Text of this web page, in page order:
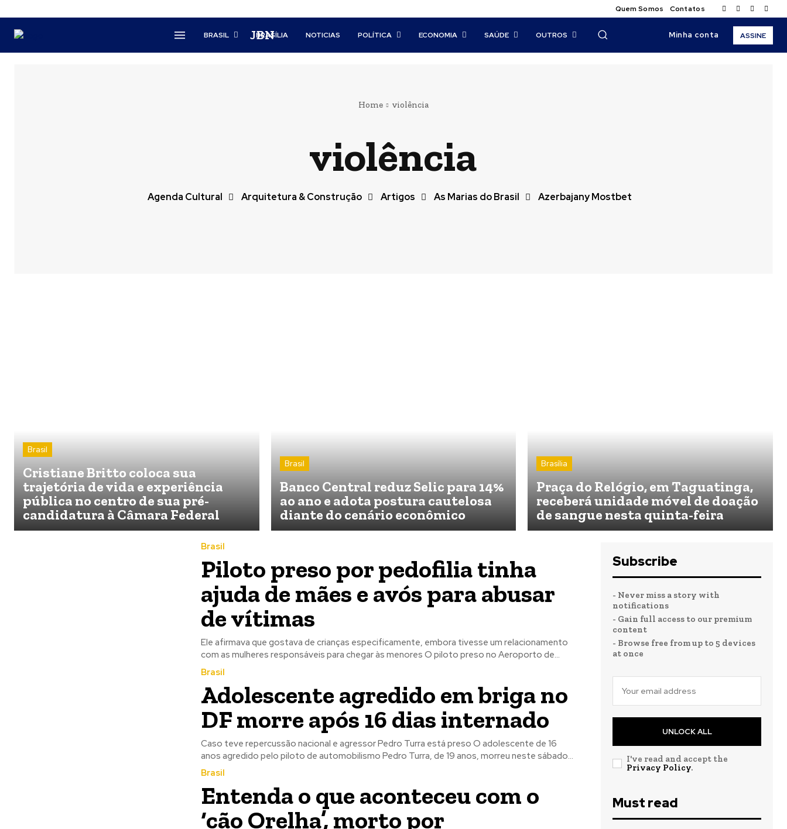
Quem Somos Contatos
JBN
BRASIL BRASÍLIA NOTICIAS POLÍTICA ECONOMIA SAÚDE OUTROS Minha conta ASSINE
Home violência
violência
Agenda Cultural Arquitetura & Construção Artigos As Marias do Brasil Azerbajany Mostbet
Brasil
Cristiane Britto coloca sua
trajetória de vida e experiência
pública no centro de sua pré-
candidatura à Câmara Federal
Brasil
Banco Central reduz Selic para 14%
ao ano e adota postura cautelosa
diante do cenário econômico
Brasília
Praça do Relógio, em Taguatinga,
receberá unidade móvel de doação
de sangue nesta quinta-feira
Brasil
Piloto preso por pedofilia tinha
ajuda de mães e avós para abusar
de vítimas
Ele afirmava que gostava de crianças especificamente, embora tivesse um relacionamento
com as mulheres responsáveis para chegar às menores O piloto preso no Aeroporto de...
Brasil
Adolescente agredido em briga no
DF morre após 16 dias internado
Caso teve repercussão nacional e agressor Pedro Turra está preso O adolescente de 16
anos agredido pelo piloto de automobilismo Pedro Turra, de 19 anos, morreu neste sábado...
Brasil
Entenda o que aconteceu com o
‘cão Orelha’, morto por
Subscribe
- Never miss a story with
notifications
- Gain full access to our premium
content
- Browse free from up to 5 devices
at once
UNLOCK ALL
I've read and accept the
Privacy Policy.
Must read